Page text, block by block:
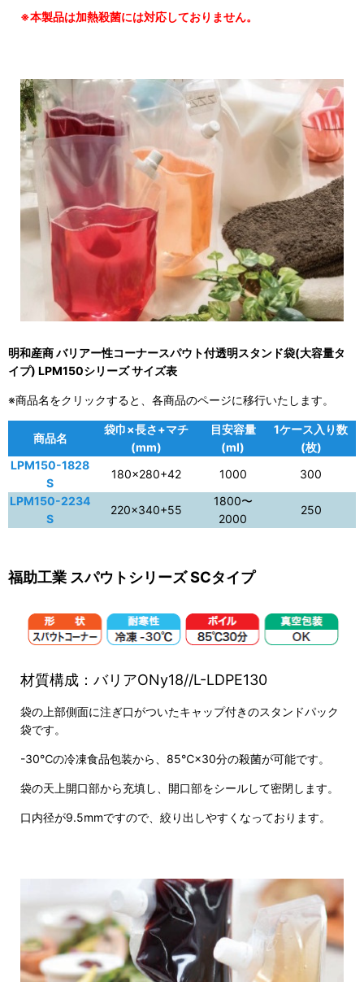
※本製品は加熱殺菌には対応しておりません。
明和産商 バリアー性コーナースパウト付透明スタンド袋(大容量タ
イプ) LPM150シリーズ サイズ表
※商品名をクリックすると、各商品のページに移行いたします。
商品名
袋巾×長さ+マチ
(mm)
目安容量
(ml)
1ケース入り数
(枚)
LPM150-1828
S
180×280+42 1000
300
LPM150-2234
S
220×340+55
1800〜
2000
250
福助工業 スパウトシリーズ SCタイプ
材質構成：バリアONy18//L-LDPE130
袋の上部側面に注ぎ口がついたキャップ付きのスタンドパック
袋です。
-30℃の冷凍食品包装から、85℃×30分の殺菌が可能です。
袋の天上開口部から充填し、開口部をシールして密閉します。
口内径が9.5mmですので、絞り出しやすくなっております。